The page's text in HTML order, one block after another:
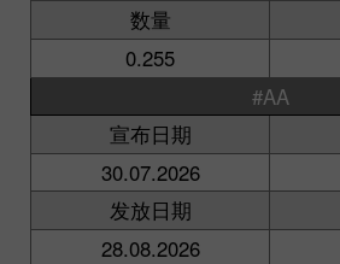
数量
0.255
#AA
宣布日期
30.07.2026
发放日期
28.08.2026